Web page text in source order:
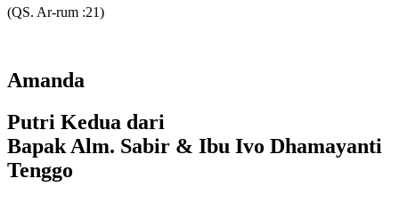
(QS. Ar-rum :21)
Amanda
Putri Kedua dari
Bapak Alm. Sabir & Ibu Ivo Dhamayanti
Tenggo